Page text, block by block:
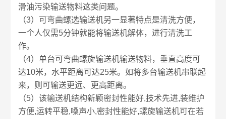
滑油污染输送物料这类问题。
（3）可弯曲螺选输送机另一显著特点是清洗方便，
一个人仅需5分钟就能将输送机解体，进行清洗工
作。
（4）单台可弯曲螺旋输送机输送物料，垂直高度可
达10米，水平距离可达25米。如将多台输送机串联起
来，则可输送更远、更高距离。
（5）该输送机结构新颖密封性能好,技术先进,装维护
方便,运转平稳,嗓声小,密封性能好,螺旋输送机可在若